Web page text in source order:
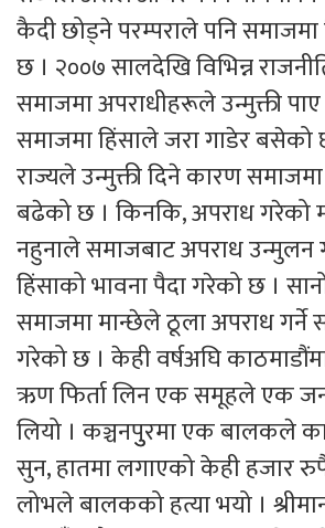
कैदी छोड्ने परम्पराले पनि
छ । २००७ सालदेखि विभिन्न
समाजमा अपराधीहरूले उन्मुक्ती
समाजमा हिंसाले जरा गाडेर बसेको
राज्यले उन्मुक्ती दिने कारण
बढेको छ । किनकि, अपराध गरेको
नहुनाले समाजबाट अपराध उन्मुलन
हिंसाको भावना पैदा गरेको छ ।
समाजमा मान्छेले ठूला अपराध
गरेको छ । केही वर्षअघि
ऋण फिर्ता लिन एक समूहले एक
लियो । कञ्चनपुुरमा एक बालकले
सुन, हातमा लगाएको केही हजार
लोभले बालकको हत्या भयो ।